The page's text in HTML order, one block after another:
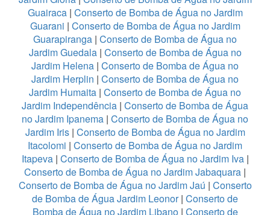
Guairaca| Conserto de Bomba de Água no Jardim
Guarani | Conserto de Bomba de Água no Jardim
Guarapiranga | Conserto de Bomba de Água no
Jardim Guedala| Conserto de Bomba de Água no
Jardim Helena | Conserto de Bomba de Água no
Jardim Herplin | Conserto de Bomba de Água no
Jardim Humaita | Conserto de Bomba de Água no
Jardim Independência | Conserto de Bomba de Água
no Jardim Ipanema | Conserto de Bomba de Água no
Jardim Iris| Conserto de Bomba de Água no Jardim
Itacolomi | Conserto de Bomba de Água no Jardim
Itapeva| Conserto de Bomba de Água no Jardim Iva|
Conserto de Bomba de Água no Jardim Jabaquara |
Conserto de Bomba de Água no Jardim Jaú | Conserto
de Bomba de Água Jardim Leonor| Conserto de
Bomba de Água no Jardim Libano| Conserto de